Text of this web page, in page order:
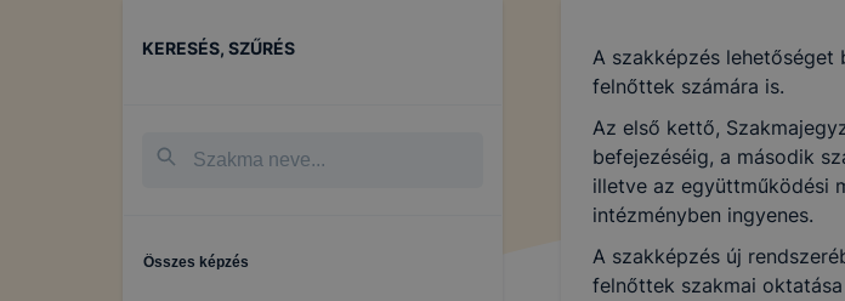
KERESÉS, SZŰRÉS
Összes képzés
A szakképzés
felnőttek számára is.
Az első kettő,
befejezéséig, a második
illetve az együttműködési
intézményben ingyenes.
A szakképzés új
felnőttek szakmai